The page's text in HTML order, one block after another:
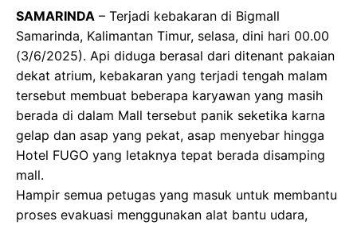
SAMARINDA – Terjadi kebakaran di Bigmall
Samarinda, Kalimantan Timur, selasa, dini hari 00.00
(3/6/2025). Api diduga berasal dari ditenant pakaian
dekat atrium, kebakaran yang terjadi tengah malam
tersebut membuat beberapa karyawan yang masih
berada di dalam Mall tersebut panik seketika karna
gelap dan asap yang pekat, asap menyebar hingga
Hotel FUGO yang letaknya tepat berada disamping
mall.
Hampir semua petugas yang masuk untuk membantu
proses evakuasi menggunakan alat bantu udara,